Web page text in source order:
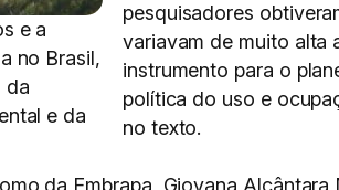
e a
no Brasil,
da
e da
pesquisadores
variavam de muito alta
instrumento para o
política do uso e
no texto.
da Embrapa, Giovana